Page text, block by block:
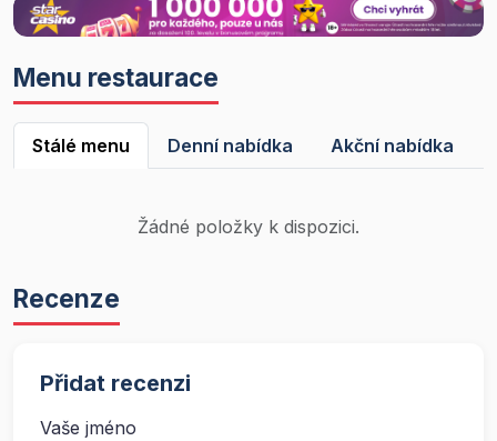
Menu restaurace
Stálé menu Denní nabídka Akční nabídka
Žádné položky k dispozici.
Recenze
Přidat recenzi
Vaše jméno